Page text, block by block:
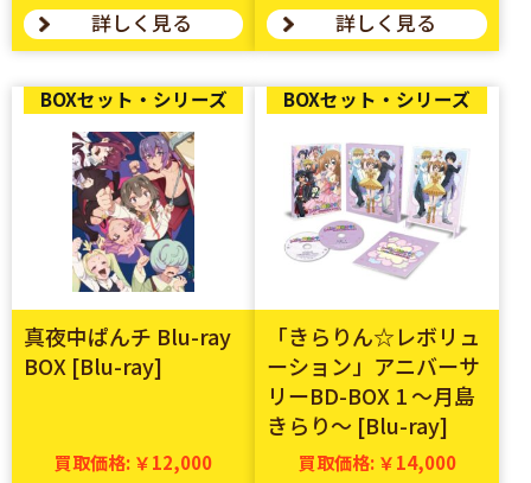
詳しく見る 詳しく見る
BOXセット・シリーズ
真夜中ぱんチ Blu-ray
BOX [Blu-ray]
買取価格: ￥12,000
BOXセット・シリーズ
「きらりん☆レボリュ
ーション」アニバーサ
リーBD-BOX 1 ～月島
きらり～ [Blu-ray]
買取価格: ￥14,000